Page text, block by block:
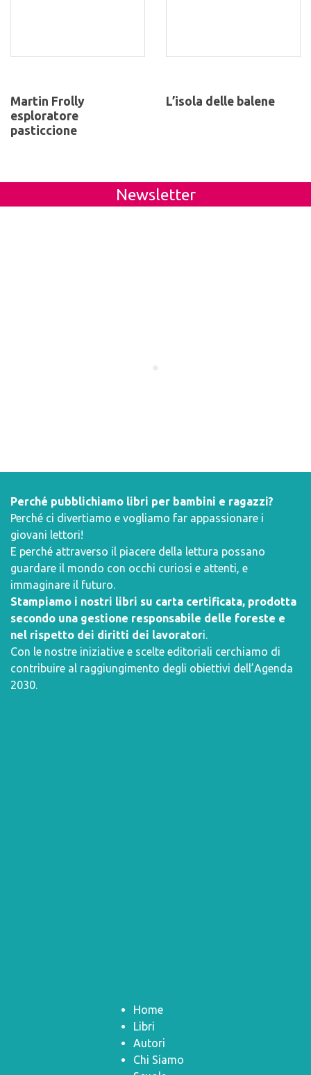
Martin Frolly
esploratore
pasticcione
L’isola delle balene
Newsletter
Perché pubblichiamo libri per bambini e ragazzi?
Perché ci divertiamo e vogliamo far appassionare i
giovani lettori!
E perché attraverso il piacere della lettura possano
guardare il mondo con occhi curiosi e attenti, e
immaginare il futuro.
Stampiamo i nostri libri su carta certificata, prodotta
secondo una gestione responsabile delle foreste e
nel rispetto dei diritti dei lavoratori.
Con le nostre iniziative e scelte editoriali cerchiamo di
contribuire al raggiungimento degli obiettivi dell’Agenda
2030.
Home
Libri
Autori
Chi Siamo